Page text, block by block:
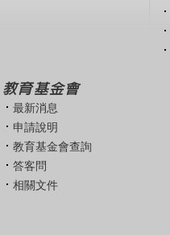
教育基金會
最新消息
申請說明
教育基金會查詢
答客問
相關文件